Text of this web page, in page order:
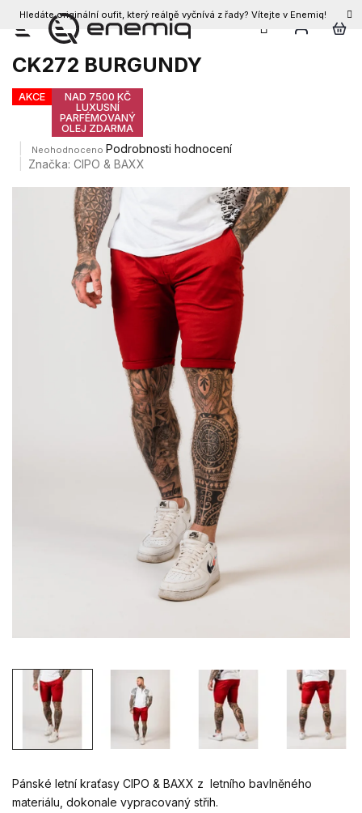
Přejít
obsah
Hledáte originální oufit, který reálně vyčnívá z řady? Vítejte v Enemiq!
CZK
Pánské kraťasy CIPO & BAXX
CK272 BURGUNDY
AKCE
NAD 7500 KČ
LUXUSNÍ
PARFÉMOVANÝ
OLEJ ZDARMA
Průměrné
hodnocení
hvězdiček.
Neohodnoceno Podrobnosti hodnocení
Značka:CIPO & BAXX
Pánské letní kraťasy CIPO & BAXX z letního bavlněného
materiálu, dokonale vypracovaný střih.